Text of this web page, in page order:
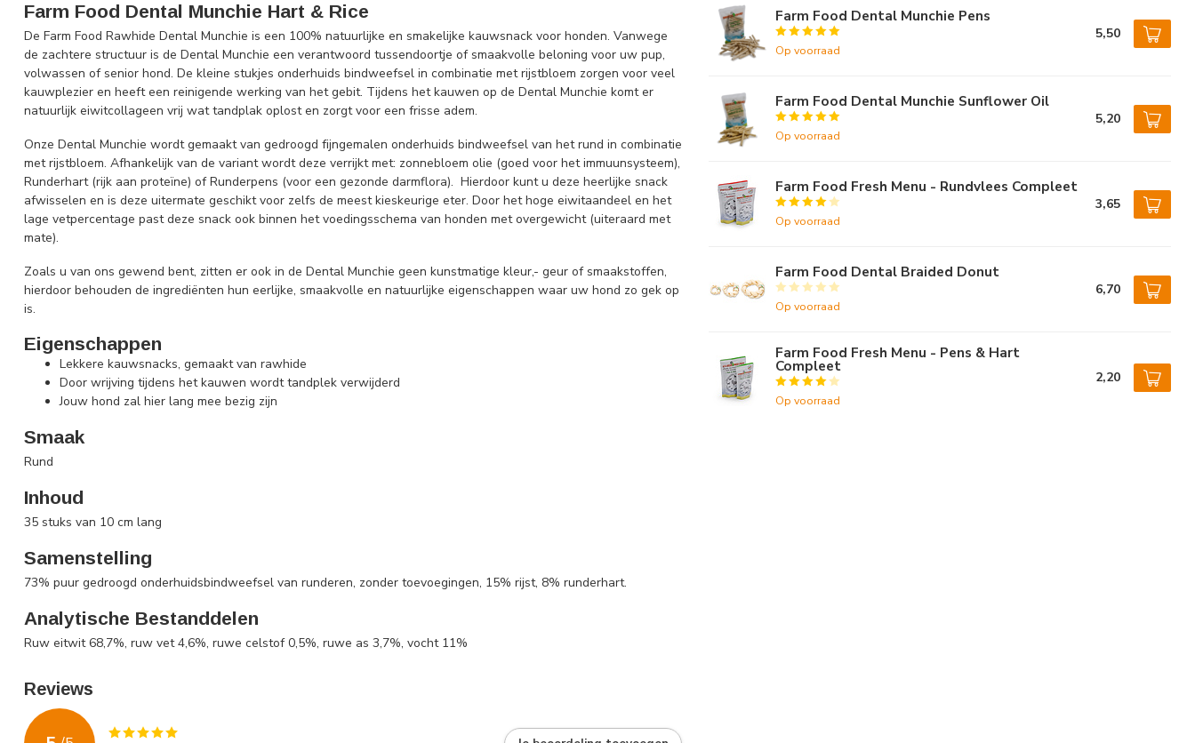
Farm Food Dental Munchie Hart & Rice
De Farm Food Rawhide Dental Munchie is een 100% natuurlijke en smakelijke kauwsnack voor honden. Vanwege
de zachtere structuur is de Dental Munchie een verantwoord tussendoortje of smaakvolle beloning voor uw pup,
volwassen of senior hond. De kleine stukjes onderhuids bindweefsel in combinatie met rijstbloem zorgen voor veel
kauwplezier en heeft een reinigende werking van het gebit. Tijdens het kauwen op de Dental Munchie komt er
natuurlijk eiwitcollageen vrij wat tandplak oplost en zorgt voor een frisse adem.
Onze Dental Munchie wordt gemaakt van gedroogd fijngemalen onderhuids bindweefsel van het rund in combinatie
met rijstbloem. Afhankelijk van de variant wordt deze verrijkt met: zonnebloem olie (goed voor het immuunsysteem),
Runderhart (rijk aan proteïne) of Runderpens (voor een gezonde darmflora). Hierdoor kunt u deze heerlijke snack
afwisselen en is deze uitermate geschikt voor zelfs de meest kieskeurige eter. Door het hoge eiwitaandeel en het
lage vetpercentage past deze snack ook binnen het voedingsschema van honden met overgewicht (uiteraard met
mate).
Zoals u van ons gewend bent, zitten er ook in de Dental Munchie geen kunstmatige kleur,- geur of smaakstoffen,
hierdoor behouden de ingrediënten hun eerlijke, smaakvolle en natuurlijke eigenschappen waar uw hond zo gek op
is.
Eigenschappen
Lekkere kauwsnacks, gemaakt van rawhide
Door wrijving tijdens het kauwen wordt tandplek verwijderd
Jouw hond zal hier lang mee bezig zijn
Smaak
Rund
Inhoud
35 stuks van 10 cm lang
Samenstelling
73% puur gedroogd onderhuidsbindweefsel van runderen, zonder toevoegingen, 15% rijst, 8% runderhart.
Analytische Bestanddelen
Ruw eitwit 68,7%, ruw vet 4,6%, ruwe celstof 0,5%, ruwe as 3,7%, vocht 11%
Reviews
Farm Food Dental Munchie Pens
Op voorraad
5,50
Farm Food Dental Munchie Sunflower Oil
Op voorraad
5,20
Farm Food Fresh Menu - Rundvlees Compleet
Op voorraad
3,65
Farm Food Dental Braided Donut
Op voorraad
6,70
Farm Food Fresh Menu - Pens & Hart
Compleet
Op voorraad
2,20